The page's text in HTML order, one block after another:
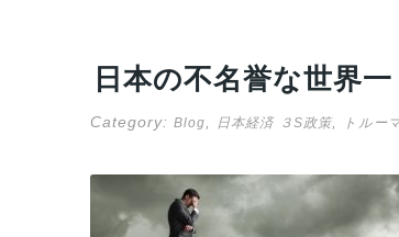
日本の不名誉な世界一
Category: Blog 日本経済 ３S政策, トルー